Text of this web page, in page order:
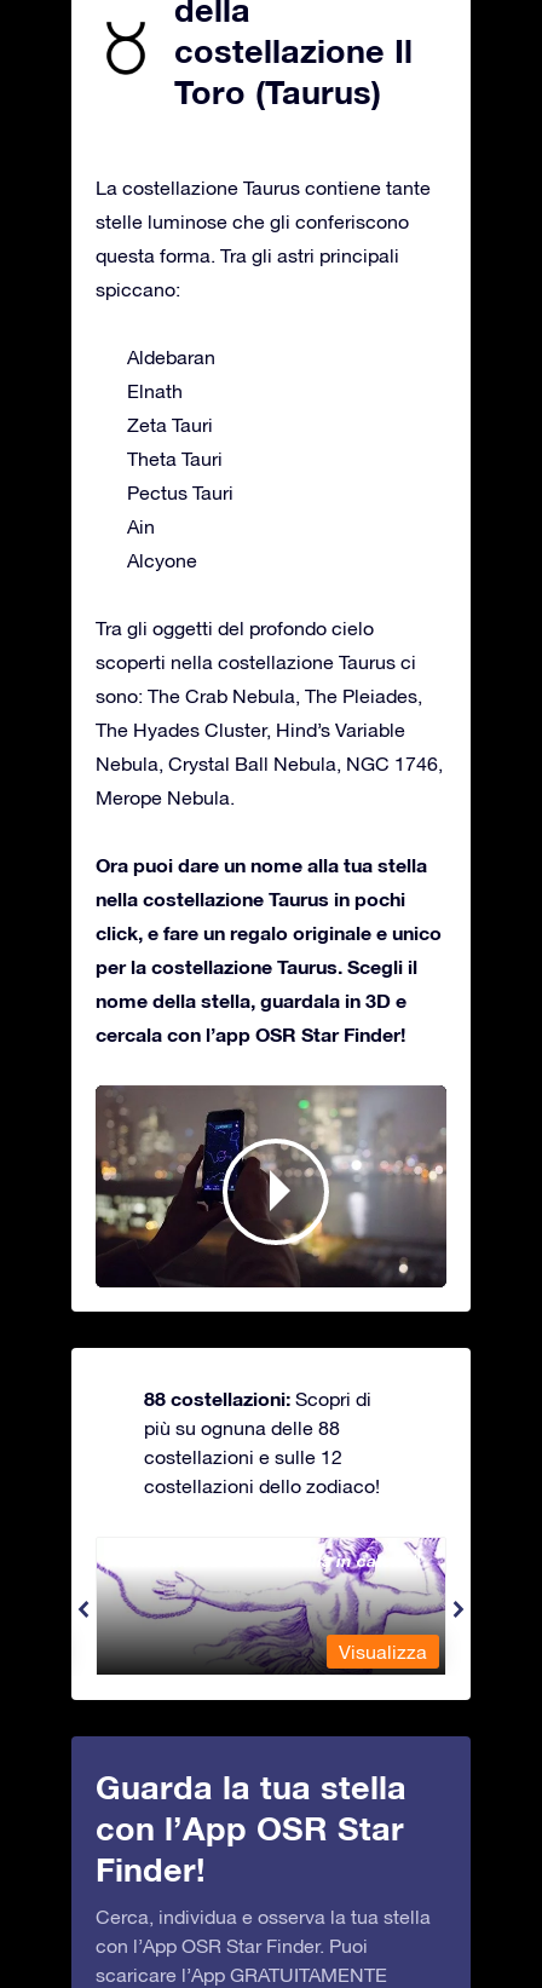
della
costellazione Il
Toro (Taurus)
La costellazione Taurus contiene tante
stelle luminose che gli conferiscono
questa forma. Tra gli astri principali
spiccano:
Aldebaran
Elnath
Zeta Tauri
Theta Tauri
Pectus Tauri
Ain
Alcyone
Tra gli oggetti del profondo cielo
scoperti nella costellazione Taurus ci
sono: The Crab Nebula, The Pleiades,
The Hyades Cluster, Hind’s Variable
Nebula, Crystal Ball Nebula, NGC 1746,
Merope Nebula.
Ora puoi dare un nome alla tua stella
nella costellazione Taurus in pochi
click, e fare un regalo originale e unico
per la costellazione Taurus. Scegli il
nome della stella, guardala in 3D e
cercala con l’app OSR Star Finder!
88 costellazioni: Scopri di
più su ognuna delle 88
costellazioni e sulle 12
costellazioni dello zodiaco!
Andromeda - La fanciulla in catene
Visualizza
Guarda la tua stella
con l’App OSR Star
Finder!
Cerca, individua e osserva la tua stella
con l’App OSR Star Finder. Puoi
scaricare l’App GRATUITAMENTE